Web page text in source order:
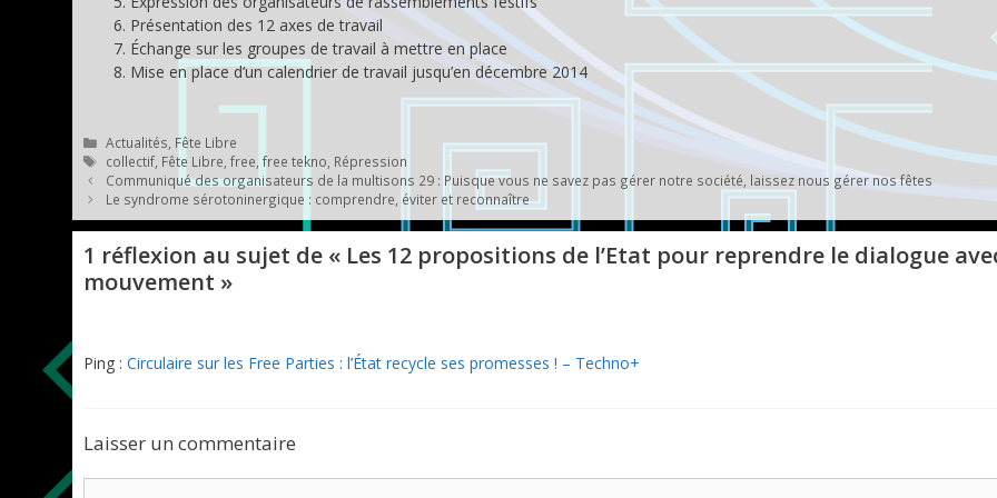
Présentation des 12 axes de travail
Échange sur les groupes de travail à mettre en place
Mise en place d’un calendrier de travail jusqu’en décembre 2014
Catégories
Actualités Fête Libre
Étiquettes
collectif, Fête Libre free free tekno Répression
Communiqué des organisateurs de la multisons 29 : Puisque vous ne savez pas gérer notre société, laissez nous gérer nos fêtes
Le syndrome sérotoninergique : comprendre, éviter et reconnaître
1 réflexion au sujet de « Les 12 propositions de l’Etat pour reprendre le dialogue
mouvement »
Ping : Circulaire sur les Free Parties : l’État recycle ses promesses ! – Techno+
Laisser un commentaire